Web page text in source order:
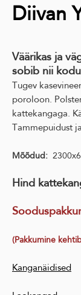
Diivan
Väärikas ja
sobib nii
Tugev
poroloon.
kattekangaga.
Tammepuidust
Mõõdud:
Hind
(Pakkumine
Kanganäidised